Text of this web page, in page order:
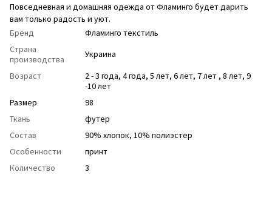
Повседневная и домашняя одежда от Фламинго будет дарить
вам только радость и уют.
Бренд
Фламинго текстиль
Страна
производства
Украина
Возраст
2 - 3 года, 4 года, 5 лет, 6 лет, 7 лет , 8 лет, 9
-10 лет
Размер
98
Ткань
футер
Состав
90% хлопок, 10% полиэстер
Особенности
принт
Количество
3